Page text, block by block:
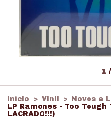
1 /
Início > Vinil > Novos e
LP Ramones - Too
LACRADO!!!)